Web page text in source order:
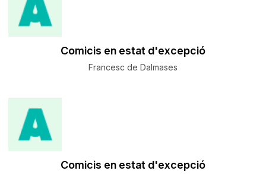
Comicis en estat d'excepció
Francesc de Dalmases
Comicis en estat d'excepció